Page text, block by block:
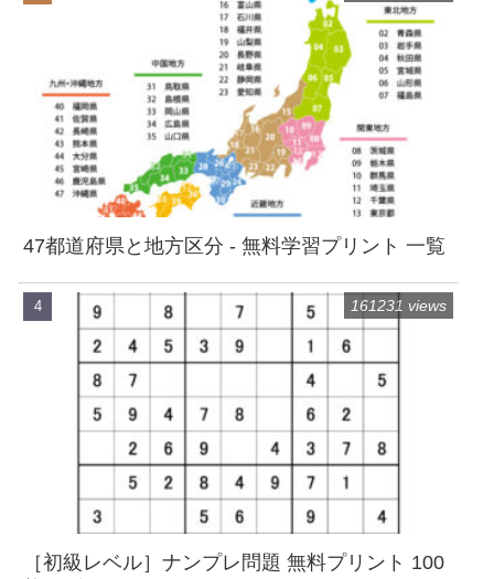
47都道府県と地方区分 - 無料学習プリント 一覧
［初級レベル］ナンプレ問題 無料プリント 100
161231 views